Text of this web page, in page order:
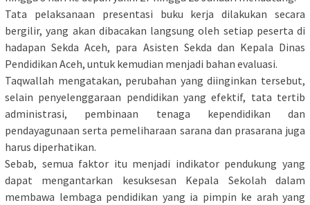
Tata pelaksanaan presentasi buku kerja dilakukan secara
bergilir, yang akan dibacakan langsung oleh setiap peserta di
hadapan Sekda Aceh, para Asisten Sekda dan Kepala Dinas
Pendidikan Aceh, untuk kemudian menjadi bahan evaluasi.
Taqwallah mengatakan, perubahan yang diinginkan tersebut,
selain penyelenggaraan pendidikan yang efektif, tata tertib
administrasi, pembinaan tenaga kependidikan dan
pendayagunaan serta pemeliharaan sarana dan prasarana juga
harus diperhatikan.
Sebab, semua faktor itu menjadi indikator pendukung yang
dapat mengantarkan kesuksesan Kepala Sekolah dalam
membawa lembaga pendidikan yang ia pimpin ke arah yang